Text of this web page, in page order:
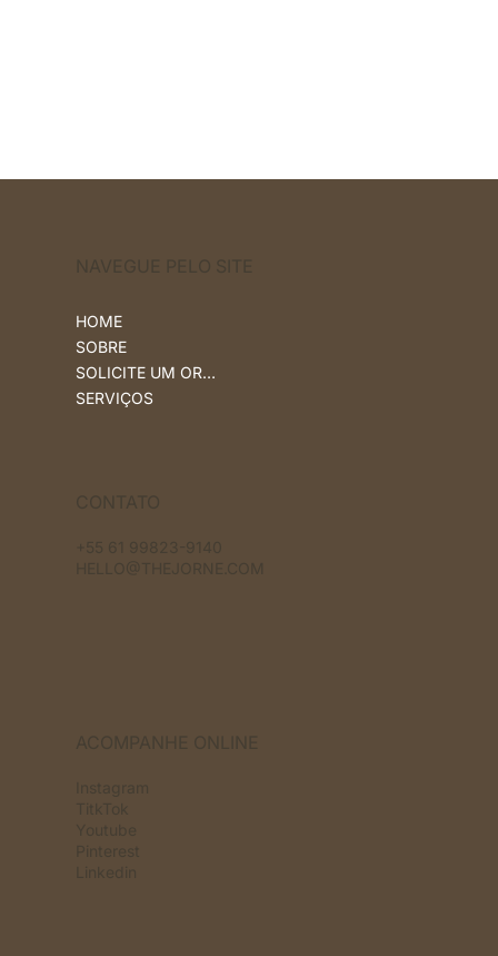
NAVEGUE PELO SITE
HOME
SOBRE
SOLICITE UM ORÇAMENTO
SERVIÇOS
ACOMPANHE ONLINE
Instagram
TitkTok
Youtube
Linkedin
CONTATO
+55 61 99823-9140
HELLO@THEJORNE.COM